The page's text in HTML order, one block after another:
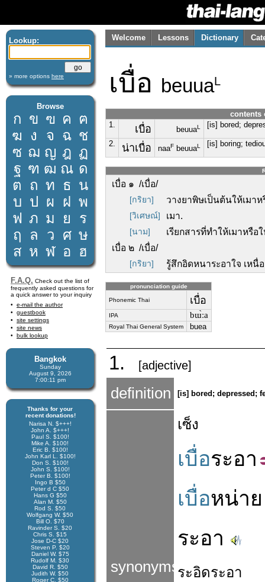
Lookup:
» more options here
Browse
ก ข ฃ ค ฅ
ฆ ง จ ฉ ช
ซ ฌ ญ ฎ ฏ
ฐ ฑ ฒ ณ ด
ต ถ ท ธ น
บ ป ผ ฝ พ
ฟ ภ ม ย
ร
ฤ
ล ว ศ ษ
ส ห ฬ อ ฮ
F.A.Q. Check out the list of
frequently asked questions for
a quick answer to your inquiry
e-mail the author
guestbook
site settings
site news
bulk lookup
Bangkok
Sunday
August 9, 2026
7:00:12 pm
Thanks for your
recent donations!
Narisa N. $+++!
John A. $+++!
Paul S. $100!
Mike A. $100!
Eric B. $100!
John Karl L. $100!
Don S. $100!
John S. $100!
Peter B. $100!
Ingo B $50
Peter d C $50
Hans G $50
Alan M. $50
Rod S. $50
Wolfgang W. $50
Bill O. $70
Ravinder S. $20
Chris S. $15
Jose D-C $20
Steven P. $20
Daniel W. $75
Rudolf M. $30
David R. $50
Judith W. $50
Roger C. $50
Welcome Lessons Dictionary
เบื่อ beuuaL
contents
1.
เบื่อ beuuaL [is] bored;
2. น่าเบื่อ naaF beuuaL [is] boring;
เบื่อ ๑ /เบื่อ/
[กริยา] วางยาพิษเป็นต้นให้เมา
[วิเศษณ์] เมา.
[นาม]
เรียกสารที่ทำให้เมาหรือ
เบื่อ ๒ /เบื่อ/
[กริยา] รู้สึกอิดหนาระอาใจ เหนื่
pronunciation guide
Phonemic Thai เบื่อ
IPA bɯ̀ːa
Royal Thai General System buea
1. [adjective]
definition [is] bored; depressed;
synonyms
เซ็ง
เบื่อระอา
เบื่อหน่าย
ระอา
ระอิดระอา